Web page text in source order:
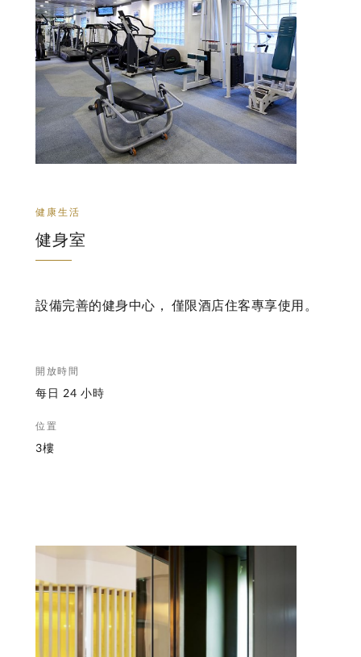
健康生活
健身室
設備完善的健身中心， 僅限酒店住客專享使用。
開放時間
每日 24 小時
位置
3樓